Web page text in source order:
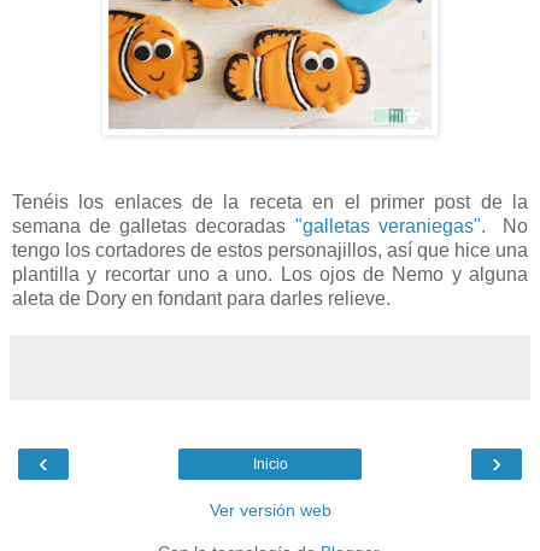
Tenéis los enlaces de la receta en el primer post de la
semana de galletas decoradas "galletas veraniegas". No
tengo los cortadores de estos personajillos, así que hice una
plantilla y recortar uno a uno. Los ojos de Nemo y alguna
aleta de Dory en fondant para darles relieve.
‹ ›
Inicio
Ver versión web